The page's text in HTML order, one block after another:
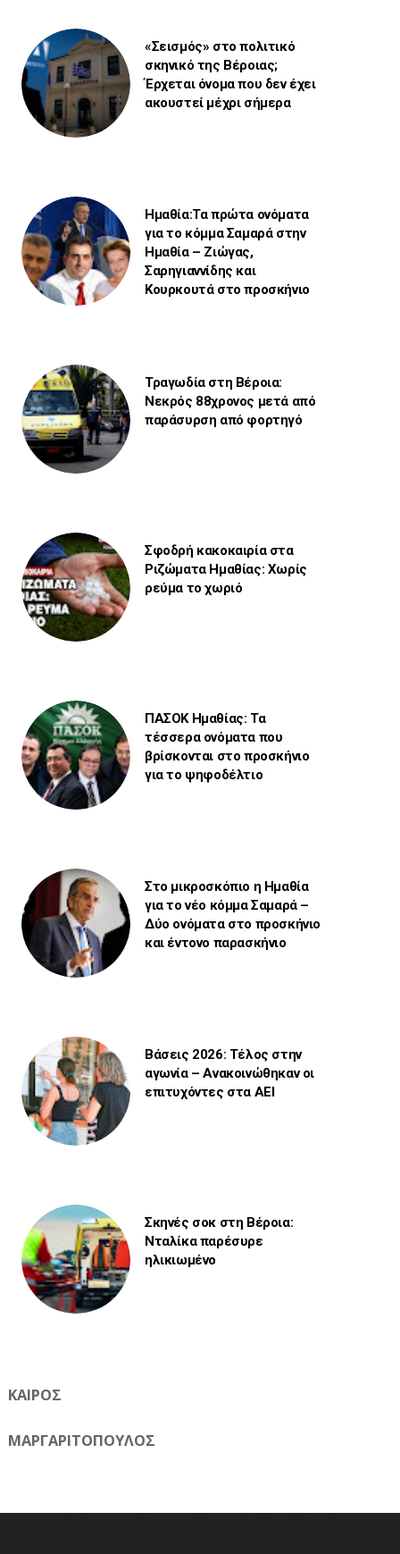
«Σεισμός» στο πολιτικό
σκηνικό της Βέροιας;
Έρχεται όνομα που δεν έχει
ακουστεί μέχρι σήμερα
Ημαθία:Τα πρώτα ονόματα
για το κόμμα Σαμαρά στην
Ημαθία – Ζιώγας,
Σαρηγιαννίδης και
Κουρκουτά στο προσκήνιο
Τραγωδία στη Βέροια:
Νεκρός 88χρονος μετά από
παράσυρση από φορτηγό
Σφοδρή κακοκαιρία στα
Ριζώματα Ημαθίας: Χωρίς
ρεύμα το χωριό
ΠΑΣΟΚ Ημαθίας: Τα
τέσσερα ονόματα που
βρίσκονται στο προσκήνιο
για το ψηφοδέλτιο
Στο μικροσκόπιο η Ημαθία
για το νέο κόμμα Σαμαρά –
Δύο ονόματα στο προσκήνιο
και έντονο παρασκήνιο
Βάσεις 2026: Τέλος στην
αγωνία – Ανακοινώθηκαν οι
επιτυχόντες στα ΑΕΙ
Σκηνές σοκ στη Βέροια:
Νταλίκα παρέσυρε
ηλικιωμένο
ΚΑΙΡΟΣ
ΜΑΡΓΑΡΙΤΟΠΟΥΛΟΣ